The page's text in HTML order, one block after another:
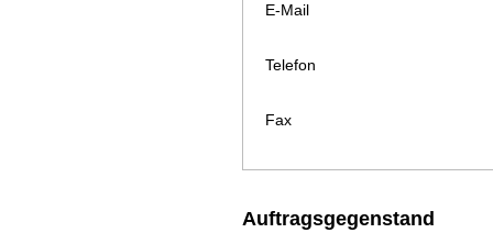
E-Mail
Telefon
Fax
Auftragsgegenstand